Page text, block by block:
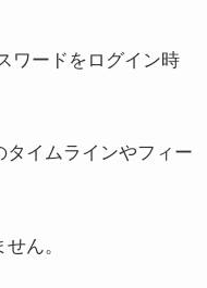
ワードをログイン時
タイムラインやフィー
ん。